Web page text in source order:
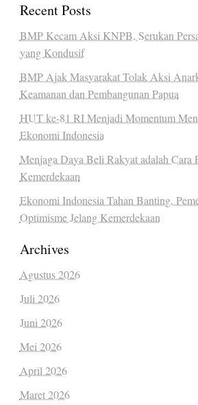
Recent Posts
BMP Kecam Aksi KNPB, Serukan
yang Kondusif
BMP Ajak Masyarakat Tolak Aksi
Keamanan dan Pembangunan Papua
HUT ke-81 RI Menjadi Momentum
Ekonomi Indonesia
Menjaga Daya Beli Rakyat adalah Cara
Kemerdekaan
Ekonomi Indonesia Tahan Banting,
Optimisme Jelang Kemerdekaan
Archives
Agustus 2026
Juli 2026
Juni 2026
Mei 2026
April 2026
Maret 2026